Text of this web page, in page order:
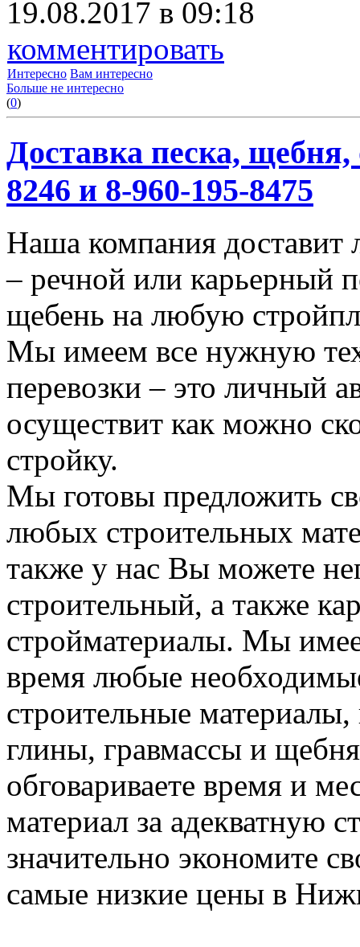
19.08.2017 в 09:18
комментировать
Интересно Вам интересно
Больше не интересно
(0)
Доставка песка, щебня,
8246 и 8-960-195-8475
Наша компания доставит
– речной или карьерный
щебень на любую
Мы имеем все нужную
перевозки – это личный
осуществит как можно
стройку.
Мы готовы предложить
любых строительных
также у нас Вы можете
строительный, а также
стройматериалы. Мы
время любые
строительные материалы,
глины, гравмассы и
обговариваете время и
материал за адекватную
значительно экономите
самые низкие цены в